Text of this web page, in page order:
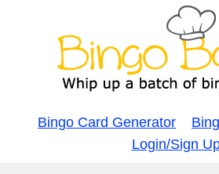
Bingo Card Generator
Login/Sign